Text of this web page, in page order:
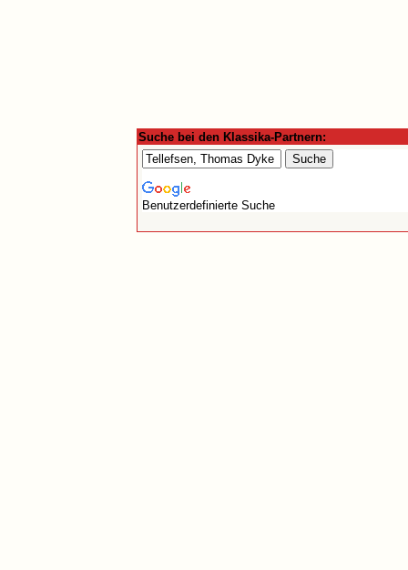
Suche bei den Klassika-Partnern:
Benutzerdefinierte Suche